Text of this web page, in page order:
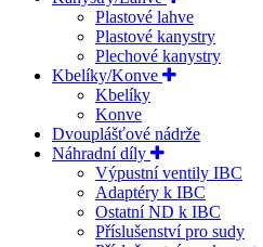
Plastové lahve
Plastové kanystry
Plechové kanystry
Kbelíky/Konve
Kbelíky
Konve
Dvouplášťové nádrže
Náhradní díly
Výpustní ventily IBC
Adaptéry k IBC
Ostatní ND k IBC
Příslušenství pro sudy